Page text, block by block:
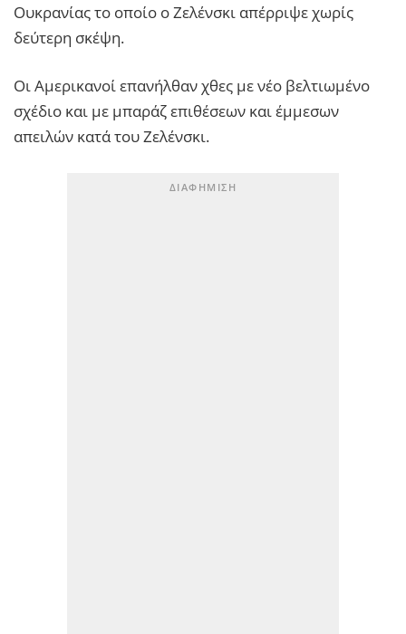
Ουκρανίας το οποίο ο Ζελένσκι απέρριψε χωρίς
δεύτερη σκέψη.
Οι Αμερικανοί επανήλθαν χθες με νέο βελτιωμένο
σχέδιο και με μπαράζ επιθέσεων και έμμεσων
απειλών κατά του Ζελένσκι.